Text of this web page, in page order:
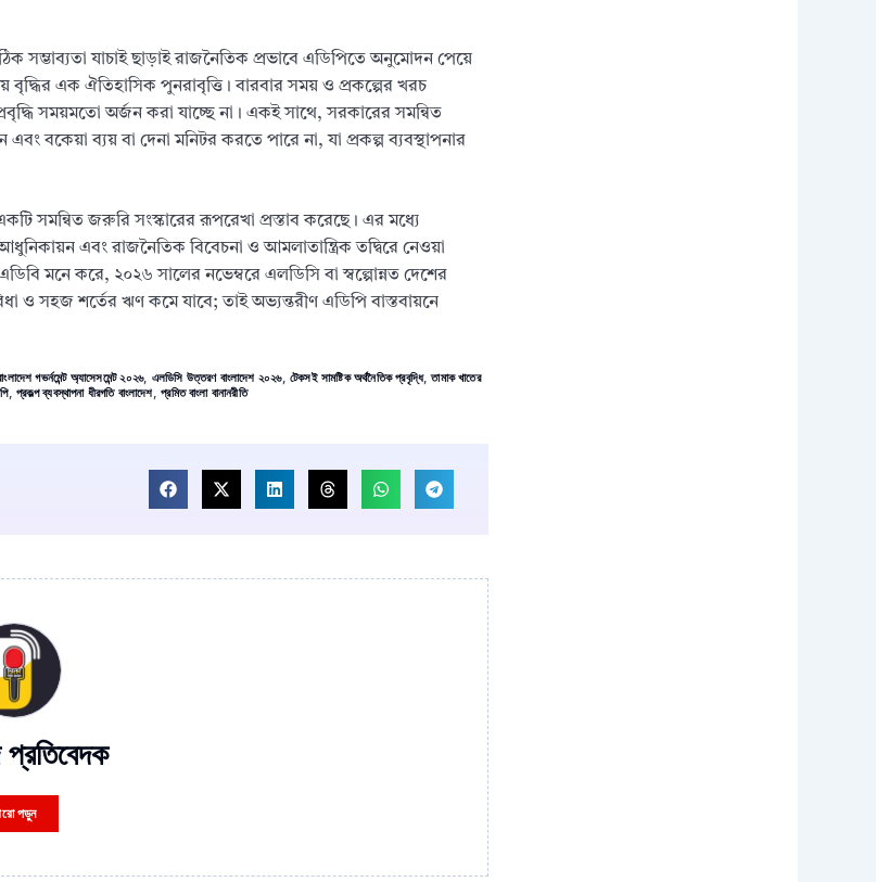
সম্ভাব্যতা যাচাই ছাড়াই রাজনৈতিক প্রভাবে এডিপিতে অনুমোদন পেয়ে
বৃদ্ধির এক ঐতিহাসিক পুনরাবৃত্তি। বারবার সময় ও প্রকল্পের খরচ
সময়মতো অর্জন করা যাচ্ছে না। একই সাথে, সরকারের সমন্বিত
বকেয়া ব্যয় বা দেনা মনিটর করতে পারে না, যা প্রকল্প ব্যবস্থাপনার
সমন্বিত জরুরি সংস্কারের রূপরেখা প্রস্তাব করেছে। এর মধ্যে
এবং রাজনৈতিক বিবেচনা ও আমলাতান্ত্রিক তদ্বিরে নেওয়া
মনে করে, ২০২৬ সালের নভেম্বরে এলডিসি বা স্বল্পোন্নত দেশের
ও সহজ শর্তের ঋণ কমে যাবে; তাই অভ্যন্তরীণ এডিপি বাস্তবায়নে
গভর্নমেন্ট অ্যাসেসমেন্ট ২০২৬, এলডিসি উত্তরণ বাংলাদেশ ২০২৬,টেকসই সামষ্টিক অর্থনৈতিক প্রবৃদ্ধি,তামাক খাতের
,প্রকল্প ব্যবস্থাপনা ধীরগতি বাংলাদেশ ,প্রমিত বাংলা বানানরীতি
পড়ুন